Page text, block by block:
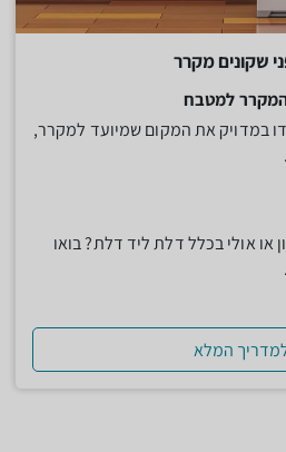
המקרר למטבח
במדויק את המקום שמיועד למקרר,
או אולי בכלל דלת ליד דלת? בואו
המלא